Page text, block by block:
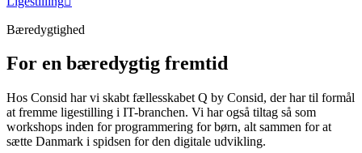
Bæredygtighed
For en bæredygtig fremtid
Hos Consid har vi skabt fællesskabet Q by Consid, der har til formål
at fremme ligestilling i IT-branchen. Vi har også tiltag så som
workshops inden for programmering for børn, alt sammen for at
sætte Danmark i spidsen for den digitale udvikling.